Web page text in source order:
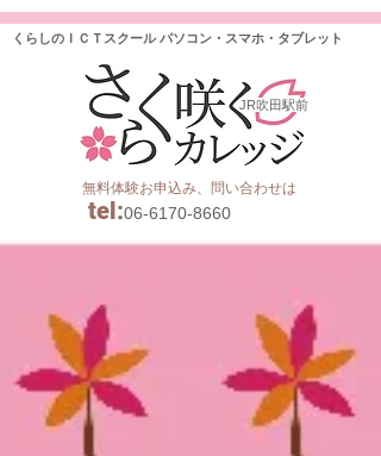
くらしのＩＣＴスクール パソコン・スマホ・タブレット
JR吹田駅前
無料体験お申込み、問い合わせは
tel:06-6170-8660